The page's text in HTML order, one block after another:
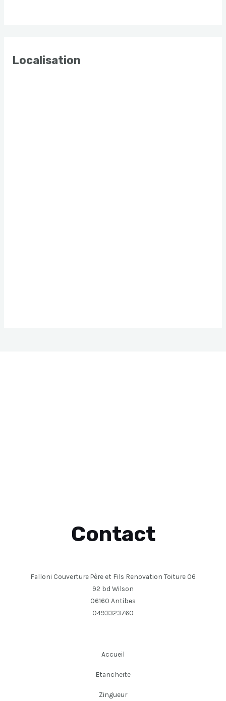
Localisation
Contact
Falloni Couverture Père et Fils Renovation Toiture 06
92 bd Wilson
06160 Antibes
0493323760
Accueil
Etancheite
Zingueur